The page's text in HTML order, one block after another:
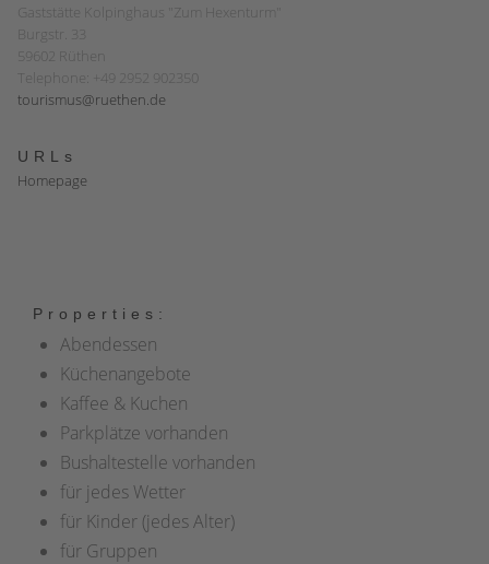
Gaststätte Kolpinghaus "Zum Hexenturm"
Burgstr. 33
59602 Rüthen
Telephone: +49 2952 902350
tourismus@ruethen.de
URLs
Homepage
Properties:
Abendessen
Küchenangebote
Kaffee & Kuchen
Parkplätze vorhanden
Bushaltestelle vorhanden
für jedes Wetter
für Kinder (jedes Alter)
für Gruppen